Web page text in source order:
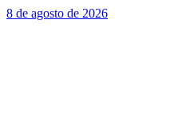
8 de agosto de 2026